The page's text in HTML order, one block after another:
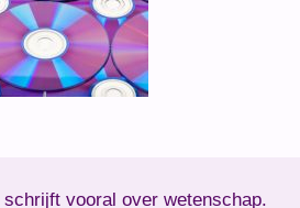
schrijft vooral over wetenschap.